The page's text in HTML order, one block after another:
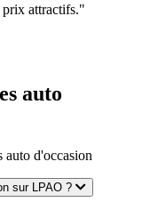
prix attractifs."
auto
auto d'occasion
sur LPAO ?